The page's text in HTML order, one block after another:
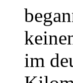
im